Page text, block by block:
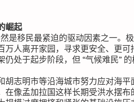
崛起
是移民最紧迫的驱动因素之一。
万人离开家园，寻求更安全、更可
处于起步阶段，但 “气候难民” 的
胡志明市等沿海城市努力应对海
在像孟加拉国这样长期受洪水摆